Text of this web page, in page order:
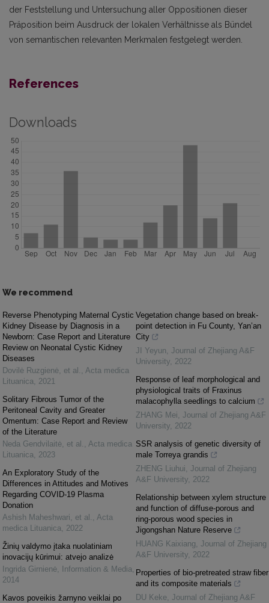
der Feststellung und Untersuchung aller Oppositionen dieser
Präposition beim Ausdruck der lokalen Verhältnisse als Bündel
von semantischen relevanten Merkmalen festgelegt werden.
References
Downloads
We recommend
Reverse Phenotyping Maternal Cystic
Kidney Disease by Diagnosis in a
Newborn: Case Report and Literature
Review on Neonatal Cystic Kidney
Diseases
Dovilė Ruzgienė, et al. , Acta medica
Lituanica, 2021
Solitary Fibrous Tumor of the
Peritoneal Cavity and Greater
Omentum: Case Report and Review
of the Literature
Neda Gendvilaitė, et al. , Acta medica
Lituanica, 2023
An Exploratory Study of the
Differences in Attitudes and Motives
Regarding COVID-19 Plasma
Donation
Ashish Maheshwari, et al. , Acta
medica Lituanica, 2022
Žinių valdymo įtaka nuolatiniam
inovacijų kūrimui: atvejo analizė
Ingrida Girnienė, Information & Media,
2014
Kavos poveikis žarnyno veiklai po
Vegetation change based on break-
point detection in Fu County, Yan’an
City
JI Yeyun, Journal of Zhejiang A&F
University, 2022
Response of leaf morphological and
physiological traits of Fraxinus
malacophylla seedlings to calcium
ZHANG Mei, Journal of Zhejiang A&F
University, 2022
SSR analysis of genetic diversity of
male Torreya grandis
ZHENG Liuhui, Journal of Zhejiang
A&F University, 2022
Relationship between xylem structure
and function of diffuse-porous and
ring-porous wood species in
Jigongshan Nature Reserve
HUANG Kaixiang, Journal of Zhejiang
A&F University, 2022
Properties of bio-pretreated straw fiber
and its composite materials
DU Keke, Journal of Zhejiang A&F